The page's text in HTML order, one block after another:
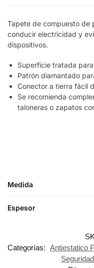
Tapete de compuesto de
conducir electricidad y
dispositivos.
Superficie tratada
Patrón diamantado
Conector a tierra fácil
Se recomienda
taloneras o zapatos
Medida
Espesor
Categorías: Antiestatico
Seguridad